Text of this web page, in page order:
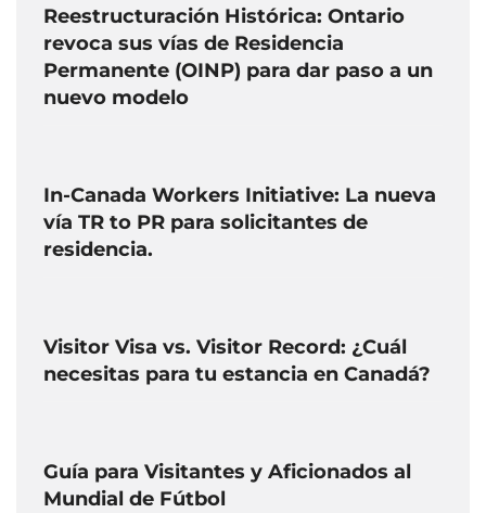
Reestructuración Histórica: Ontario
revoca sus vías de Residencia
Permanente (OINP) para dar paso a un
nuevo modelo
In-Canada Workers Initiative: La nueva
vía TR to PR para solicitantes de
residencia.
Visitor Visa vs. Visitor Record: ¿Cuál
necesitas para tu estancia en Canadá?
Guía para Visitantes y Aficionados al
Mundial de Fútbol